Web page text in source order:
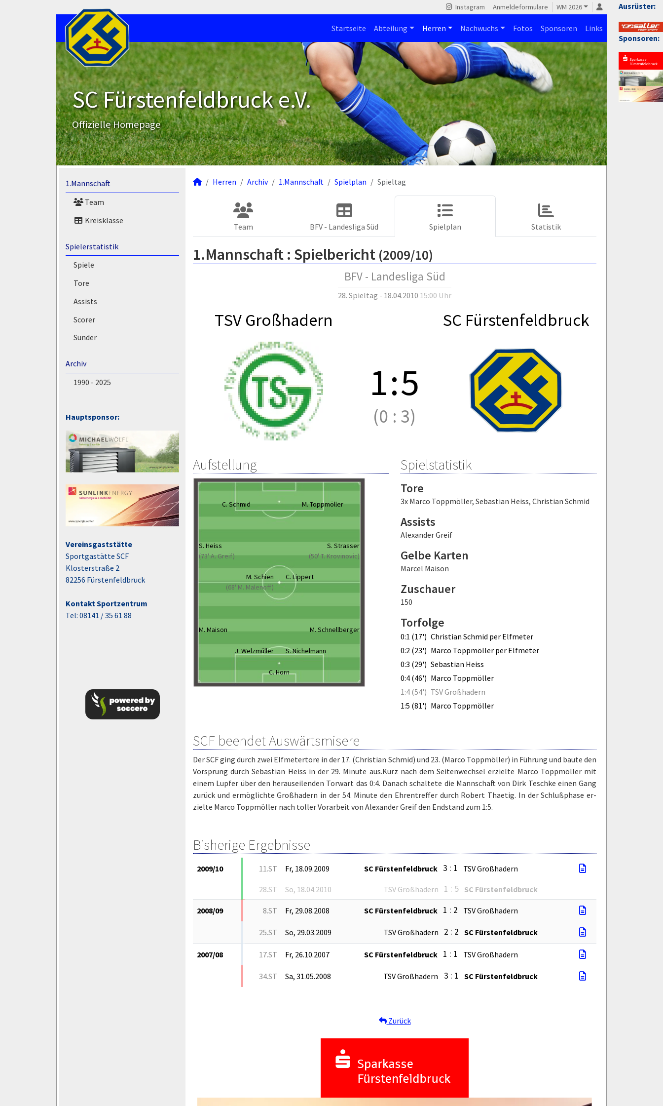
Ausrüster:
Sponsoren:
Instagram Anmeldeformulare WM 2026
Startseite Abteilung Herren Nachwuchs Fotos Sponsoren Links
SC Fürstenfeldbruck e.V.
Offizielle Homepage
1.Mannschaft
Team
Kreisklasse
Spielerstatistik
Spiele
Tore
Assists
Scorer
Sünder
Archiv
1990 - 2025
Hauptsponsor:
Vereinsgaststätte
Sportgastätte SCF
Klosterstraße 2
82256 Fürstenfeldbruck
Kontakt Sportzentrum
Tel: 08141 / 35 61 88
Herren Archiv 1.Mannschaft Spielplan Spieltag
Team BFV - Landesliga Süd Spielplan Statistik
1.Mannschaft : Spielbericht (2009/10)
BFV - Landesliga Süd
28. Spieltag - 18.04.2010 15:00 Uhr
TSV Großhadern SC Fürstenfeldbruck
1:5
(0 : 3)
Aufstellung
C. Schmid M. Toppmöller
S. Heiss
(73' A. Greif)
S. Strasser
(50' T. Krovinovic)
M. Schien
(68' M. Malenoff)
C. Lippert
M. Maison M. Schnellberger
J. Welzmüller S. Nichelmann
C. Horn
Spielstatistik
Tore
3x Marco Toppmöller, Sebastian Heiss, Christian Schmid
Assists
Alexander Greif
Gelbe Karten
Marcel Maison
Zuschauer
150
Torfolge
0:1 (17') Christian Schmid per Elfmeter
0:2 (23') Marco Toppmöller per Elfmeter
0:3 (29') Sebastian Heiss
0:4 (46') Marco Toppmöller
1:4 (54') TSV Großhadern
1:5 (81') Marco Toppmöller
SCF beendet Auswärtsmisere
Der SCF ging durch zwei Elfmetertore in der 17. (Christian Schmid) und 23. (Marco Toppmöller) in Führung und baute den
Vorsprung durch Sebastian Heiss in der 29. Minute aus.Kurz nach dem Seitenwechsel erzielte Marco Toppmöller mit
einem Lupfer über den herauseilenden Torwart das 0:4. Danach schaltete die Mannschaft von Dirk Teschke einen Gang
zurück und ermöglichte Großhadern in der 54. Minute den Ehrentreffer durch Robert Thaetig. In der Schlußphase er-
zielte Marco Toppmöller nach toller Vorarbeit von Alexander Greif den Endstand zum 1:5.
Bisherige Ergebnisse
2009/10 11.ST Fr, 18.09.2009 SC Fürstenfeldbruck 3 : 1 TSV Großhadern
28.ST So, 18.04.2010 TSV Großhadern 1 : 5 SC Fürstenfeldbruck
2008/09 8.ST Fr, 29.08.2008 SC Fürstenfeldbruck 1 : 2 TSV Großhadern
25.ST So, 29.03.2009 TSV Großhadern 2 : 2 SC Fürstenfeldbruck
2007/08 17.ST Fr, 26.10.2007 SC Fürstenfeldbruck 1 : 1 TSV Großhadern
34.ST Sa, 31.05.2008 TSV Großhadern 3 : 1 SC Fürstenfeldbruck
Zurück